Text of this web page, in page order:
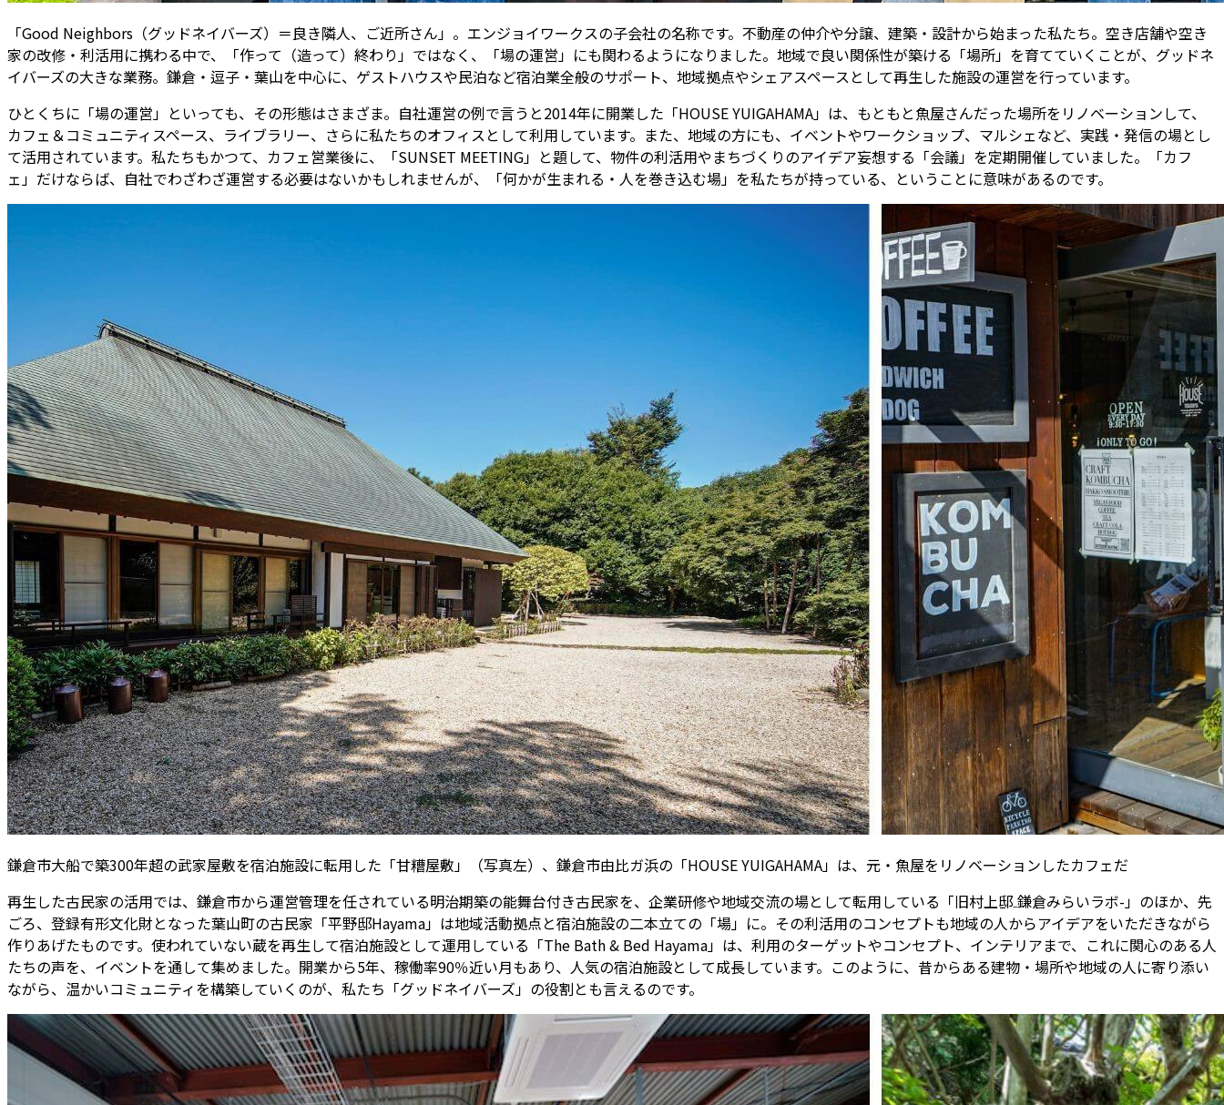
「Good Neighbors（グッドネイバーズ）＝良き隣人、ご近所さん」。エンジョイワークスの子会社の名称です。不動産の仲介や分譲、建築・設計から始まった私たち。空き店舗や空き
家の改修・利活用に携わる中で、「作って（造って）終わり」ではなく、「場の運営」にも関わるようになりました。地域で良い関係性が築ける「場所」を育てていくことが、グッドネ
イバーズの大きな業務。鎌倉・逗子・葉山を中心に、ゲストハウスや民泊など宿泊業全般のサポート、地域拠点やシェアスペースとして再生した施設の運営を行っています。
ひとくちに「場の運営」といっても、その形態はさまざま。自社運営の例で言うと2014年に開業した「HOUSE YUIGAHAMA」は、もともと魚屋さんだった場所をリノベーションして、
カフェ＆コミュニティスペース、ライブラリー、さらに私たちのオフィスとして利用しています。また、地域の方にも、イベントやワークショップ、マルシェなど、実践・発信の場とし
て活用されています。私たちもかつて、カフェ営業後に、「SUNSET MEETING」と題して、物件の利活用やまちづくりのアイデア妄想する「会議」を定期開催していました。「カフ
ェ」だけならば、自社でわざわざ運営する必要はないかもしれませんが、「何かが生まれる・人を巻き込む場」を私たちが持っている、ということに意味があるのです。
鎌倉市大船で築300年超の武家屋敷を宿泊施設に転用した「甘糟屋敷」（写真左）、鎌倉市由比ガ浜の「HOUSE YUIGAHAMA」は、元・魚屋をリノベーションしたカフェだ
再生した古民家の活用では、鎌倉市から運営管理を任されている明治期築の能舞台付き古民家を、企業研修や地域交流の場として転用している「旧村上邸₋鎌倉みらいラボ-」のほか、先
ごろ、登録有形文化財となった葉山町の古民家「平野邸Hayama」は地域活動拠点と宿泊施設の二本立ての「場」に。その利活用のコンセプトも地域の人からアイデアをいただきながら
作りあげたものです。使われていない蔵を再生して宿泊施設として運用している「The Bath & Bed Hayama」は、利用のターゲットやコンセプト、インテリアまで、これに関心のある人
たちの声を、イベントを通して集めました。開業から5年、稼働率90％近い月もあり、人気の宿泊施設として成長しています。このように、昔からある建物・場所や地域の人に寄り添い
ながら、温かいコミュニティを構築していくのが、私たち「グッドネイバーズ」の役割とも言えるのです。